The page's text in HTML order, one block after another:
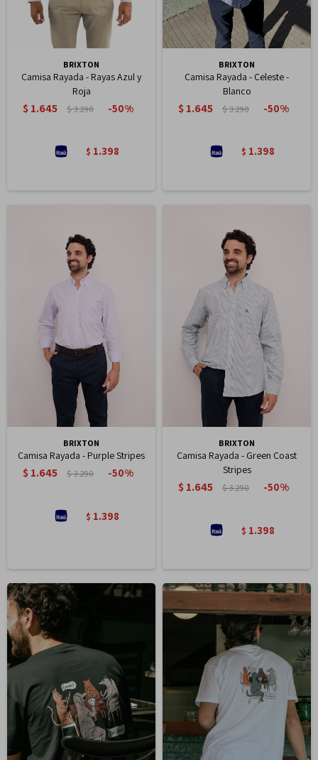
BRIXTON
Camisa Rayada - Rayas Azul y
Roja
$ 1.645 $3.290 50
$ 1.398
BRIXTON
Camisa Rayada - Celeste -
Blanco
$ 1.645 $3.290 50
$ 1.398
BRIXTON
Camisa Rayada - Purple Stripes
$ 1.645 $3.290 50
$ 1.398
BRIXTON
Camisa Rayada - Green Coast
Stripes
$ 1.645 $3.290 50
$ 1.398